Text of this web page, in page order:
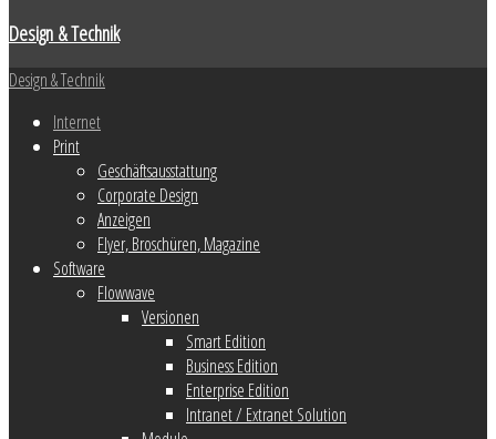
Design & Technik
Design & Technik
Internet
Print
Geschäftsausstattung
Corporate Design
Anzeigen
Flyer, Broschüren, Magazine
Software
Flowwave
Versionen
Smart Edition
Business Edition
Enterprise Edition
Intranet / Extranet Solution